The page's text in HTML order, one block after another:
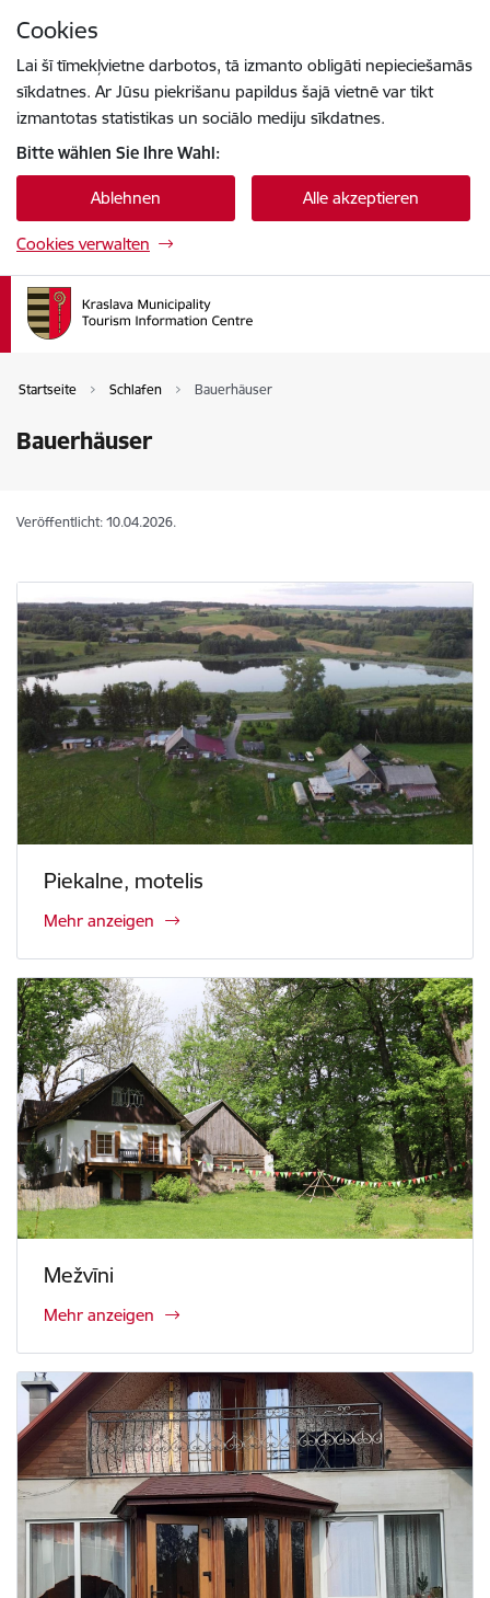
Cookies
Lai šī tīmekļvietne darbotos, tā izmanto obligāti nepieciešamās
sīkdatnes. Ar Jūsu piekrišanu papildus šajā vietnē var tikt
izmantotas statistikas un sociālo mediju sīkdatnes.
Bitte wählen Sie Ihre Wahl:
Ablehnen Alle akzeptieren
Cookies verwalten
Startseite Schlafen Bauerhäuser
Bauerhäuser
Veröffentlicht: 10.04.2026.
Piekalne, motelis
Mehr anzeigen
Mežvīni
Mehr anzeigen